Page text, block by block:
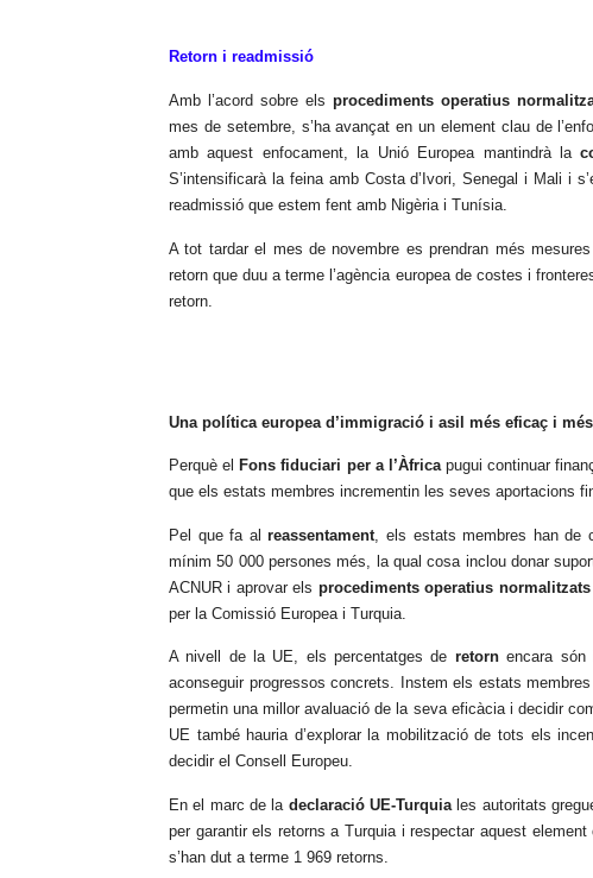
Retorn i readmissió
Amb l’acord sobre els procediments operatius
mes de setembre, s’ha avançat en un element clau de
amb aquest enfocament, la Unió Europea mantindrà la
S’intensificarà la feina amb Costa d’Ivori, Senegal i Mali i
readmissió que estem fent amb Nigèria i Tunísia.
A tot tardar el mes de novembre es prendran més
retorn que duu a terme l’agència europea de costes i
retorn.
Una política europea d’immigració i asil més eficaç i
Perquè el Fons fiduciari per a l’Àfricapugui continuar
que els estats membres incrementin les seves aportacions
Pel que fa alreassentament , els estats membres han de
mínim 50 000 persones més, la qual cosa inclou donar
ACNUR i aprovar els procediments operatius normalitzats
per la Comissió Europea i Turquia.
A nivell de la UE, els percentatges de retornencara són
aconseguir progressos concrets. Instem els estats
permetin una millor avaluació de la seva eficàcia i decidir
UE també hauria d’explorar la mobilització de tots els
decidir el Consell Europeu.
En el marc de la declaració UE-Turquiales autoritats
per garantir els retorns a Turquia i respectar aquest
s’han dut a terme 1 969 retorns.